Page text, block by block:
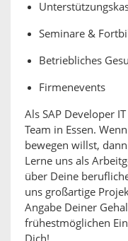
Seminare &
Betriebliches
Firmenevents
Als SAP Developer
Team in Essen.
bewegen willst,
Lerne uns als
über Deine
uns großartige
Angabe Deiner
frühestmöglichen